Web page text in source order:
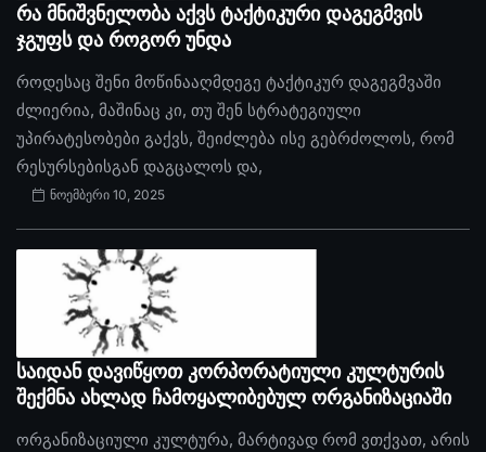
რა მნიშვნელობა აქვს ტაქტიკური დაგეგმვის
ჯგუფს და როგორ უნდა
როდესაც შენი მოწინააღმდეგე ტაქტიკურ დაგეგმვაში
ძლიერია, მაშინაც კი, თუ შენ სტრატეგიული
უპირატესობები გაქვს, შეიძლება ისე გებრძოლოს, რომ
რესურსებისგან დაგცალოს და,
ნოემბერი 10, 2025
საიდან დავიწყოთ კორპორატიული კულტურის
შექმნა ახლად ჩამოყალიბებულ ორგანიზაციაში
ორგანიზაციული კულტურა, მარტივად რომ ვთქვათ, არის